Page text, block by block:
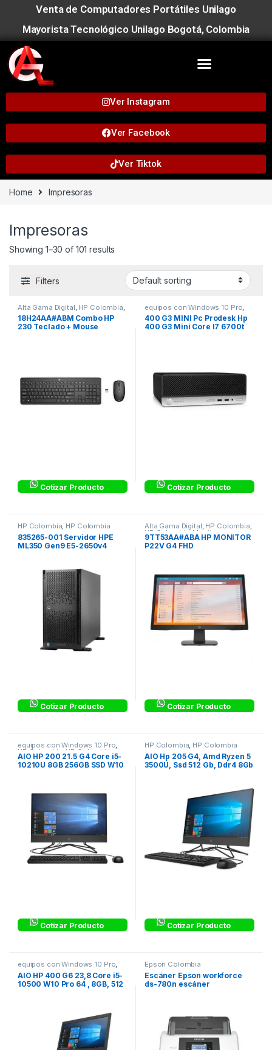
Venta de Computadores Portátiles Unilago
Mayorista Tecnológico Unilago Bogotá, Colombia
Ver Instagram
Ver Facebook
Ver Tiktok
Home Impresoras
Impresoras
Showing 1–30 of 101 results
Filters
Alta Gama Digital HP Colombia
HP Colombia
18H24AA#ABM Combo HP
230 Teclado + Mouse
Cotizar Producto
equipos con Windows 10 Pro
HP Colombia, HP Colombia
400 G3 MINI Pc Prodesk Hp
400 G3 Mini Core I7 6700t
Cotizar Producto
HP Colombia, HP Colombia
835265-001 Servidor HPE
ML350 Gen9 E5-2650v4
Cotizar Producto
Alta Gama Digital, HP Colombia,
HP Colombia ,Monitores
9TT53AA#ABA HP MONITOR
P22V G4 FHD
Cotizar Producto
equipos con Windows 10 Pro,
HP Colombia ,HP Colombia
AIO HP 200 21.5 G4 Core i5-
10210U 8GB 256GB SSD W10
Cotizar Producto
HP Colombia, HP Colombia
AIO Hp 205 G4, Amd Ryzen 5
3500U, Ssd 512 Gb, Ddr4 8Gb
Cotizar Producto
equipos con Windows 10 Pro,
HP Colombia ,HP Colombia
AIO HP 400 G6 23,8 Core i5-
10500 W10 Pro 64 , 8GB, 512
Epson Colombia
Escáner Epson workforce
ds-780n escáner
escaneos diarios
B11B227201